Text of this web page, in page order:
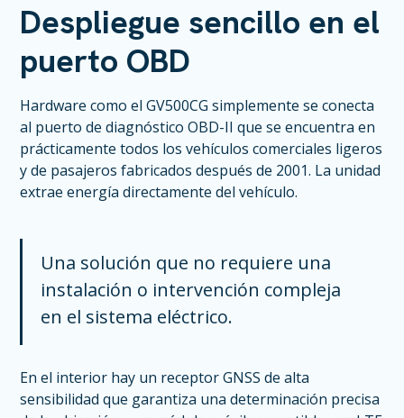
Despliegue sencillo en el
puerto OBD
Hardware como el GV500CG simplemente se conecta
al puerto de diagnóstico OBD-II que se encuentra en
prácticamente todos los vehículos comerciales ligeros
y de pasajeros fabricados después de 2001. La unidad
extrae energía directamente del vehículo.
Una solución que no requiere una
instalación o intervención compleja
en el sistema eléctrico.
En el interior hay un receptor GNSS de alta
sensibilidad que garantiza una determinación precisa